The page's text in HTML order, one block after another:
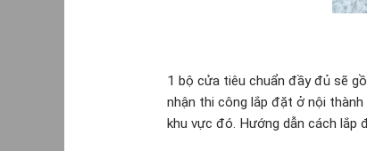
1 bộ cửa tiêu chuẩn đầy đủ sẽ
nhận thi công lắp đặt ở nội
khu vực đó. Hướng dẫn cách